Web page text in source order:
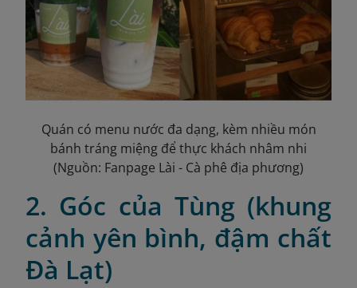
Quán có menu nước đa dạng, kèm nhiều món
bánh tráng miệng để thực khách nhâm nhi
(Nguồn: Fanpage Lài - Cà phê địa phương)
2. Góc của Tùng (khung
cảnh yên bình, đậm chất
Đà Lạt)